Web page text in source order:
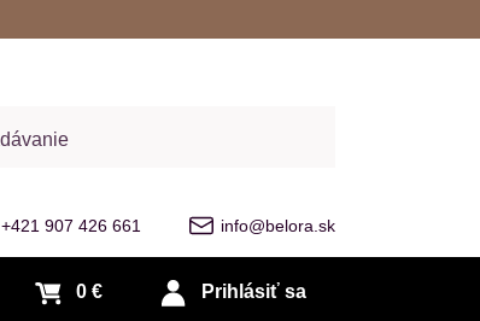
+421 907 426 661 info@belora.sk
Prihlásiť sa
0 €